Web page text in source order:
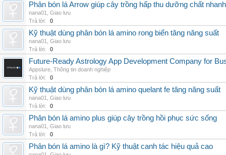
Phân bón lá Arrow giúp cây trồng hấp thu dưỡng chất nhanh
nana01
Giao lưu
Trả lời:
0
Kỹ thuật dùng phân bón lá amino rong biển tăng năng suất
nana01
Giao lưu
Trả lời:
0
Future-Ready Astrology App Development Company for
Appslure Thông tin doanh nghiệp
Trả lời:
0
Kỹ thuật dùng phân bón lá amino quelant fe tăng năng suất
nana01
Giao lưu
Trả lời:
0
Phân bón lá amino plus giúp cây trồng hồi phục sức sống
nana01
Giao lưu
Trả lời:
0
Phân bón lá amino là gì? Kỹ thuật canh tác hiệu quả cao